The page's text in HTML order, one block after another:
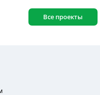
Все проекты